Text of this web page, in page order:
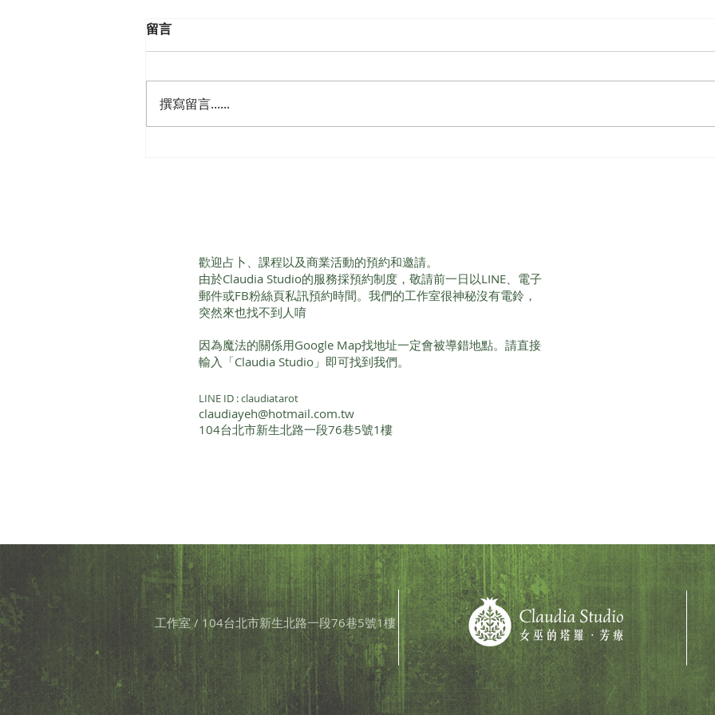
留言
撰寫留言......
歡迎占卜、課程以及商業活動的預約和邀請。
由於Claudia Studio的服務採預約制度，敬請前一日以LINE、電子
郵件或FB粉絲頁私訊預約時間。我們的工作室很神秘沒有電鈴，
突然來也找不到人唷
因為魔法的關係用Google Map找地址一定會被導錯地點。請直接
輸入「Claudia Studio」即可找到我們。
LINE ID : claudiatarot
claudiayeh@hotmail.com.tw
104台北市新生北路一段76巷5號1樓
工作室 / 104台北市新生北路一段76巷5號1樓​